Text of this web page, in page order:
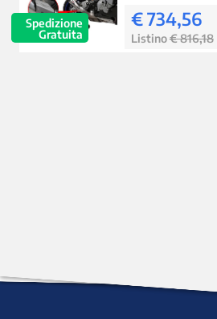
Spedizione
Gratuita
€ 734,56
Listino€ 816,18